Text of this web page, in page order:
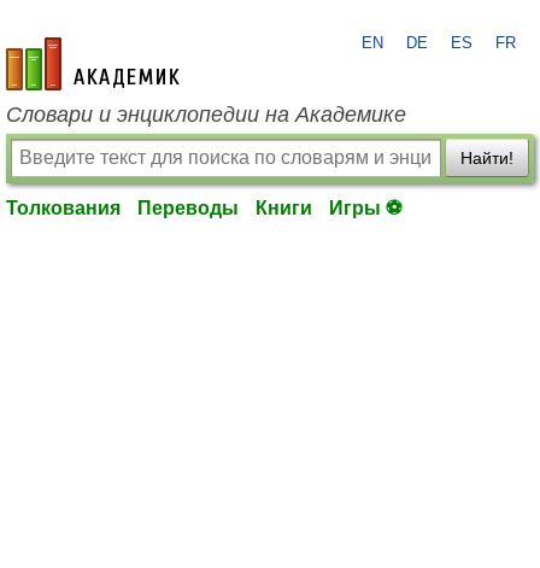
academic.ru
EN DE ES FR
Словари и энциклопедии на Академике
Найти!
Толкования Переводы Книги Игры ⚽